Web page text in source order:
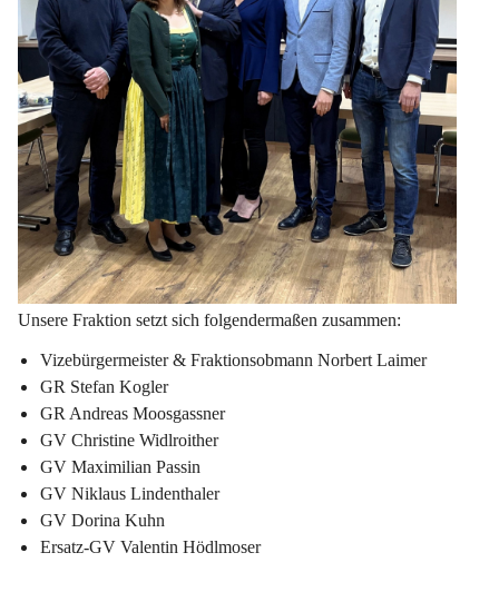
Unsere Fraktion setzt sich folgendermaßen zusammen:
Vizebürgermeister & Fraktionsobmann Norbert Laimer
GR Stefan Kogler
GR Andreas Moosgassner
GV Christine Widlroither
GV Maximilian Passin
GV Niklaus Lindenthaler
GV Dorina Kuhn
Ersatz-GV Valentin Hödlmoser